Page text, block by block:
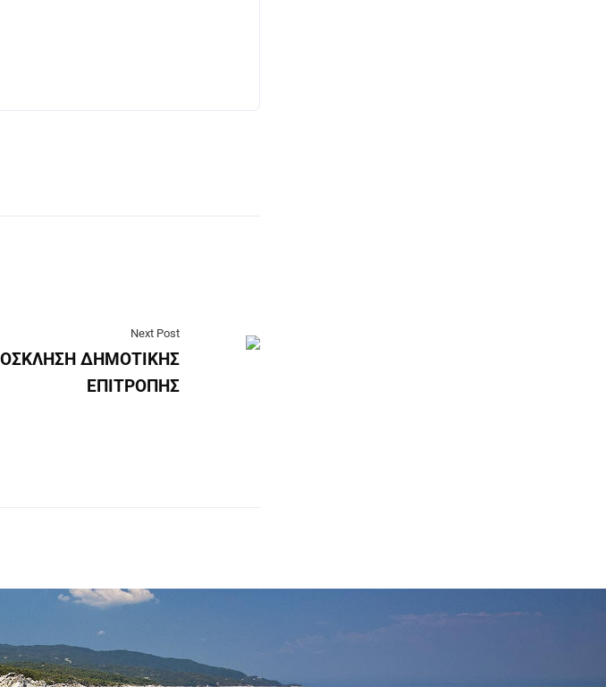
Next Post
ΔΗΜΟΤΙΚΗΣ
ΕΠΙΤΡΟΠΗΣ